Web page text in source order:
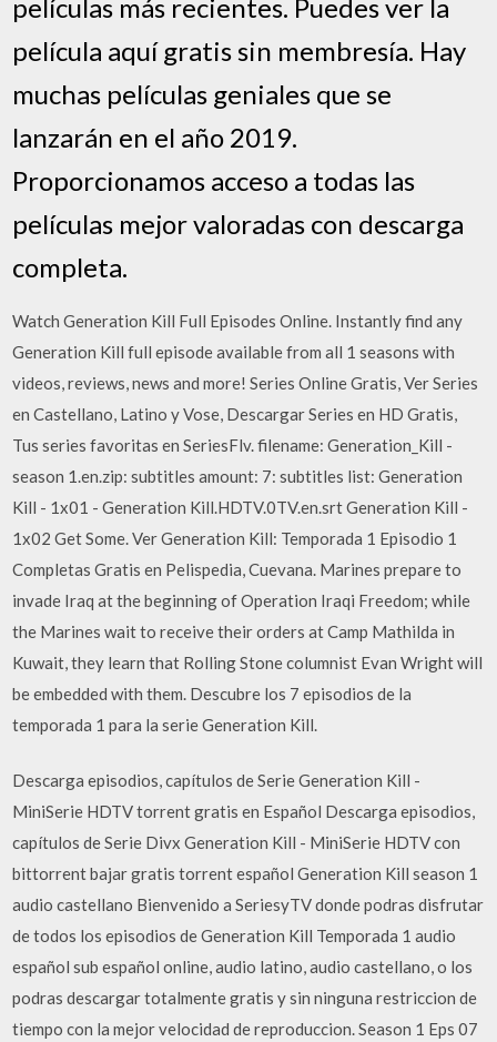
películas más recientes. Puedes ver la
película aquí gratis sin membresía. Hay
muchas películas geniales que se
lanzarán en el año 2019.
Proporcionamos acceso a todas las
películas mejor valoradas con descarga
completa.
Watch Generation Kill Full Episodes Online. Instantly find any
Generation Kill full episode available from all 1 seasons with
videos, reviews, news and more! Series Online Gratis, Ver Series
en Castellano, Latino y Vose, Descargar Series en HD Gratis,
Tus series favoritas en SeriesFlv. filename: Generation_Kill -
season 1.en.zip: subtitles amount: 7: subtitles list: Generation
Kill - 1x01 - Generation Kill.HDTV.0TV.en.srt Generation Kill -
1x02 Get Some. Ver Generation Kill: Temporada 1 Episodio 1
Completas Gratis en Pelispedia, Cuevana. Marines prepare to
invade Iraq at the beginning of Operation Iraqi Freedom; while
the Marines wait to receive their orders at Camp Mathilda in
Kuwait, they learn that Rolling Stone columnist Evan Wright will
be embedded with them. Descubre los 7 episodios de la
temporada 1 para la serie Generation Kill.
Descarga episodios, capítulos de Serie Generation Kill -
MiniSerie HDTV torrent gratis en Español Descarga episodios,
capítulos de Serie Divx Generation Kill - MiniSerie HDTV con
bittorrent bajar gratis torrent español Generation Kill season 1
audio castellano Bienvenido a SeriesyTV donde podras disfrutar
de todos los episodios de Generation Kill Temporada 1 audio
español sub español online, audio latino, audio castellano, o los
podras descargar totalmente gratis y sin ninguna restriccion de
tiempo con la mejor velocidad de reproduccion. Season 1 Eps 07